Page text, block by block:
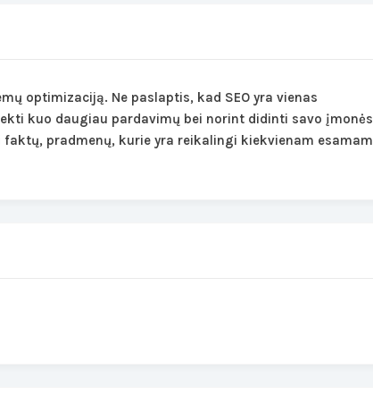
optimizaciją. Ne paslaptis, kad SEO yra vienas
kuo daugiau pardavimų bei norint didinti savo įmonės
pradmenų, kurie yra reikalingi kiekvienam esamam